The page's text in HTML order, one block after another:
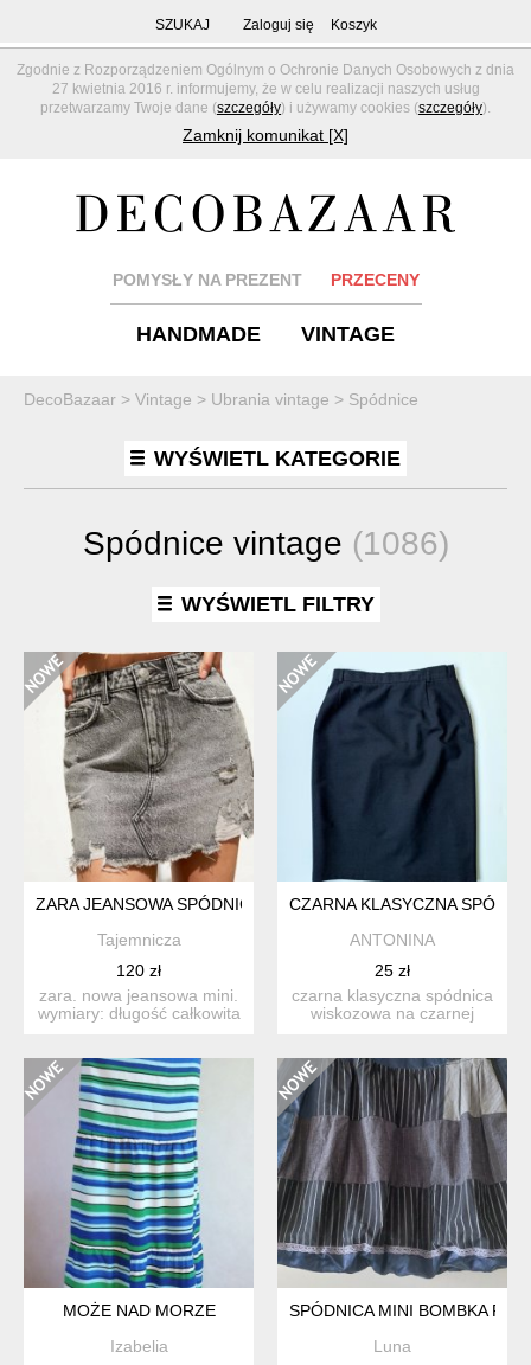
Zgodnie z Rozporządzeniem Ogólnym o Ochronie Danych Osobowych z dnia
27 kwietnia 2016 r. informujemy, że w celu realizacji naszych usług
przetwarzamy Twoje dane (szczegóły) i używamy cookies (szczegóły).
Zamknij komunikat [X]
SZUKAJ Zaloguj się Koszyk
POMYSŁY NA PREZENT PRZECENY
HANDMADE VINTAGE
DecoBazaar > Vintage > Ubrania vintage > Spódnice
WYŚWIETL KATEGORIE
Spódnice vintage (1086)
WYŚWIETL FILTRY
ZARA JEANSOWA SPÓDNICA MINI
Tajemnicza
120 zł
zara. nowa jeansowa mini.
wymiary: długość całkowita
CZARNA KLASYCZNA
ANTONINA
25 zł
czarna klasyczna spódnica
wiskozowa na czarnej
MOŻE NAD MORZE
Izabelia
SPÓDNICA MINI BOMBKA
Luna